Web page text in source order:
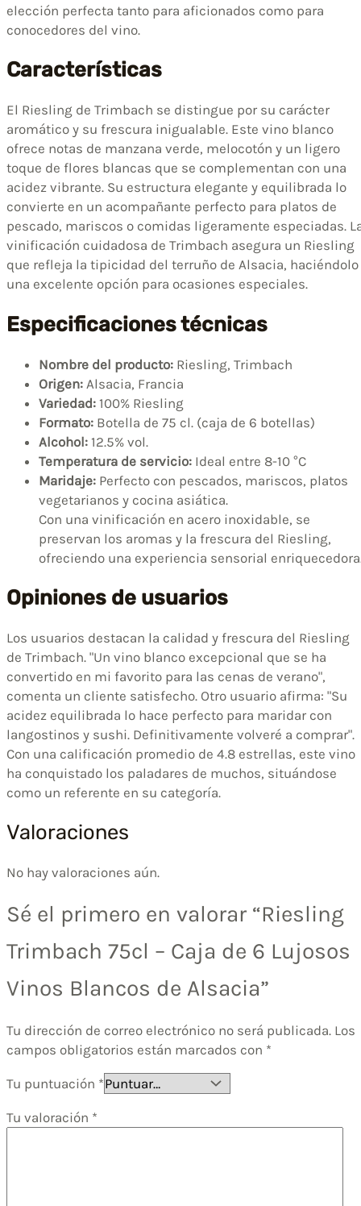
elección perfecta tanto para aficionados como para
conocedores del vino.
Características
El Riesling de Trimbach se distingue por su carácter
aromático y su frescura inigualable. Este vino blanco
ofrece notas de manzana verde, melocotón y un ligero
toque de flores blancas que se complementan con una
acidez vibrante. Su estructura elegante y equilibrada lo
convierte en un acompañante perfecto para platos de
pescado, mariscos o comidas ligeramente especiadas.
vinificación cuidadosa de Trimbach asegura un Riesling
que refleja la tipicidad del terruño de Alsacia, haciéndolo
una excelente opción para ocasiones especiales.
Especificaciones técnicas
Nombre del producto: Riesling, Trimbach
Origen: Alsacia, Francia
Variedad: 100% Riesling
Formato: Botella de 75 cl. (caja de 6 botellas)
Alcohol: 12.5% vol.
Temperatura de servicio: Ideal entre 8-10 °C
Maridaje: Perfecto con pescados, mariscos, platos
vegetarianos y cocina asiática.
Con una vinificación en acero inoxidable, se
preservan los aromas y la frescura del Riesling,
ofreciendo una experiencia sensorial
Opiniones de usuarios
Los usuarios destacan la calidad y frescura del Riesling
de Trimbach. "Un vino blanco excepcional que se ha
convertido en mi favorito para las cenas de verano",
comenta un cliente satisfecho. Otro usuario afirma: "Su
acidez equilibrada lo hace perfecto para maridar con
langostinos y sushi. Definitivamente volveré a comprar".
Con una calificación promedio de 4.8 estrellas, este vino
ha conquistado los paladares de muchos, situándose
como un referente en su categoría.
Valoraciones
No hay valoraciones aún.
Sé el primero en valorar “Riesling
Trimbach 75cl – Caja de 6 Lujosos
Vinos Blancos de Alsacia”
Tu dirección de correo electrónico no será publicada. Los
campos obligatorios están marcados con *
Tu puntuación *
Tu valoración *